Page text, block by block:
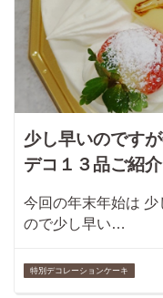
少し早いのです
デコ１３品ご紹
今回の年末年始は
ので少し早い…
特別デコレーションケーキ